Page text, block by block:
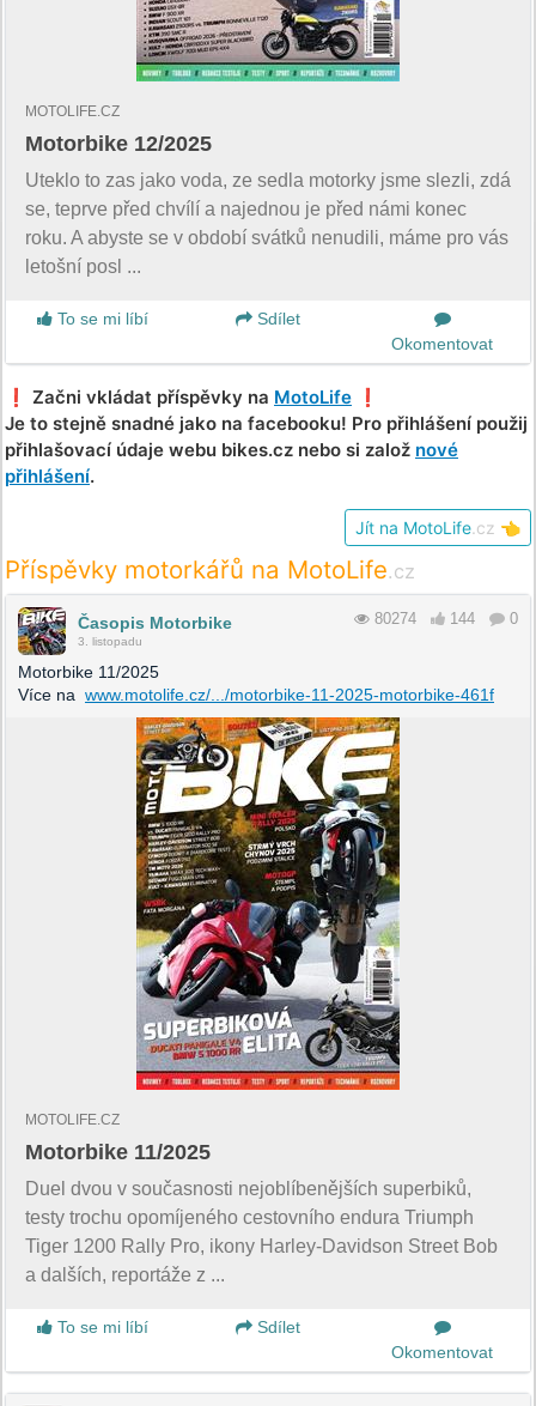
MOTOLIFE.CZ
Motorbike 12/2025
Uteklo to zas jako voda, ze sedla motorky jsme slezli, zdá
se, teprve před chvílí a najednou je před námi konec
roku. A abyste se v období svátků nenudili, máme pro vás
letošní posl ...
To se mi líbí
Sdílet
Okomentovat
❗️ Začni vkládat příspěvky na MotoLife ❗️
Je to stejně snadné jako na facebooku! Pro přihlášení použij
přihlašovací údaje webu bikes.cz nebo si založ nové
přihlášení.
Jít na MotoLife .cz 👈
Příspěvky motorkářů na MotoLife.cz
Časopis Motorbike
3. listopadu
80274 144 0
Motorbike 11/2025
Více na www.motolife.cz/.../motorbike-11-2025-motorbike-461f
MOTOLIFE.CZ
Motorbike 11/2025
Duel dvou v současnosti nejoblíbenějších superbiků,
testy trochu opomíjeného cestovního endura Triumph
Tiger 1200 Rally Pro, ikony Harley-Davidson Street Bob
a dalších, reportáže z ...
To se mi líbí
Sdílet
Okomentovat